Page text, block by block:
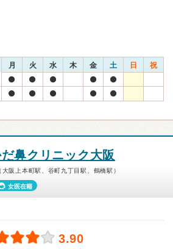
月 火 水 木 金 土 日 祝
鼻クリニック大阪
阪上本町駅、谷町九丁目駅、鶴橋駅）
女医在籍
3.90